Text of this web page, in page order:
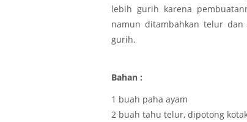
lebih gurih karena
namun ditambahkan telur
gurih.
Bahan :
1 buah paha ayam
2 buah tahu telur, dipotong